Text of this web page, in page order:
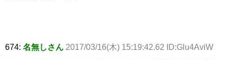
674: 名無しさん 2017/03/16(木) 15:19:42.62 ID:Glu4AviW